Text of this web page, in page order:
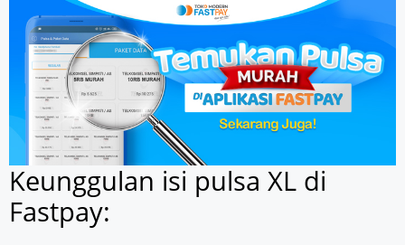
Keunggulan isi pulsa XL di
Fastpay: